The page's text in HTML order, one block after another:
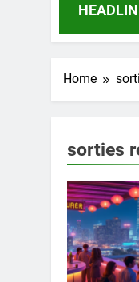
Home
sorties